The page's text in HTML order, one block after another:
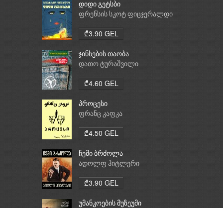
დიდი გეტსბი
ფრენსის სკოტ ფიცჯერალდი
₾3.90 GEL
ჯინსების თაობა
დათო ტურაშვილი
₾4.60 GEL
პროცესი
ფრანც კაფკა
₾4.50 GEL
ჩემი ბრძოლა
ადოლფ ჰიტლერი
₾3.90 GEL
უმანკოების მუზეუმი